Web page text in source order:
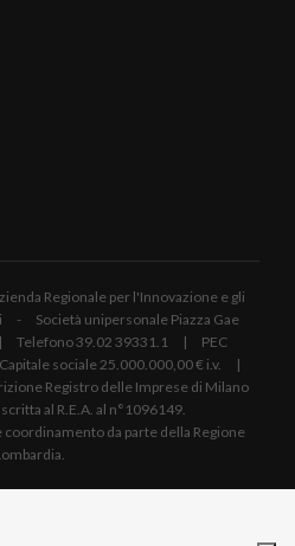
Regionale per l'Innovazione e gli
- Società unipersonale Piazza Gae
Telefono 39.02 39331.1 | PEC
sociale 25.000.000,00 € i.v. |
Registro delle Imprese di Milano
al R.E.A. al n°1096149.
coordinamento da parte della Regione